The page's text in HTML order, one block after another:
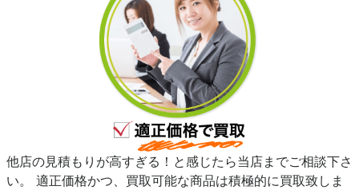
他店の見積もりが高すぎる！と感じたら当店までご相談下さ
い。 適正価格かつ、買取可能な商品は積極的に買取致しま